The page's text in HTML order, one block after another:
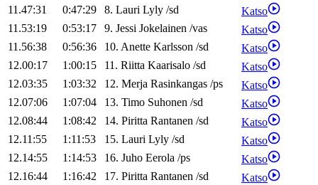
11.47:31
0:47:29 8. Lauri Lyly /sd
Katso
11.53:19
0:53:17 9. Jessi Jokelainen /vas
Katso
11.56:38
0:56:36 10. Anette Karlsson /sd
Katso
12.00:17
1:00:15 11. Riitta Kaarisalo /sd
Katso
12.03:35
1:03:32 12. Merja Rasinkangas /ps
Katso
12.07:06
1:07:04 13. Timo Suhonen /sd
Katso
12.08:44
1:08:42 14. Piritta Rantanen /sd
Katso
12.11:55
1:11:53 15. Lauri Lyly /sd
Katso
12.14:55
1:14:53 16. Juho Eerola /ps
Katso
12.16:44
1:16:42 17. Piritta Rantanen /sd
Katso